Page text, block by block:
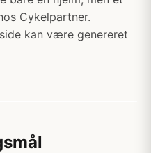
Cykelpartner.
kan være genereret